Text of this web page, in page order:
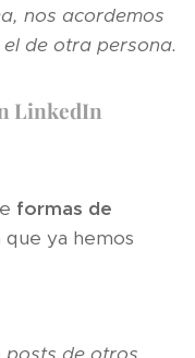
nos acordemos
de otra persona.
LinkedIn
formas de
que ya hemos